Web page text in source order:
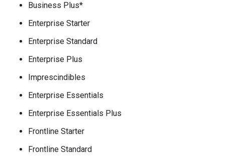
Business Plus*
Enterprise Starter
Enterprise Standard
Enterprise Plus
Imprescindibles
Enterprise Essentials
Enterprise Essentials Plus
Frontline Starter
Frontline Standard